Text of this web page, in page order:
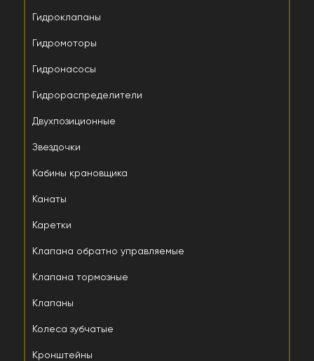
Гидроклапаны
Гидромоторы
Гидронасосы
Гидрораспределители
Двухпозиционные
Звездочки
Кабины крановщика
Канаты
Каретки
Клапана обратно управляемые
Клапана тормозные
Клапаны
Колеса зубчатые
Кронштейны